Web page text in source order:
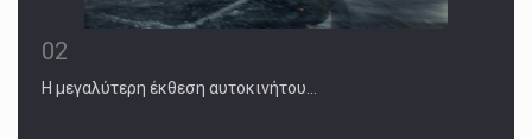
02
Η μεγαλύτερη έκθεση αυτοκινήτου…